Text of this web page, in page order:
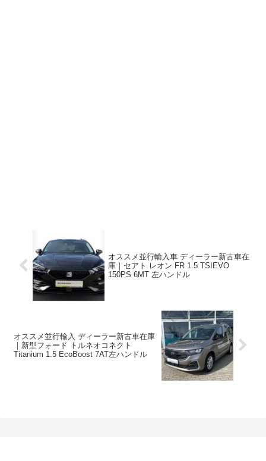
オススメ並行輸入車 ディーラー新古車在
庫｜セアト レオン FR 1.5 TSIEVO
150PS 6MT 左ハンドル
オススメ並行輸入 ディーラー新古車在庫
｜新型フォード トルネオコネクト
Titanium 1.5 EcoBoost 7AT左ハンドル